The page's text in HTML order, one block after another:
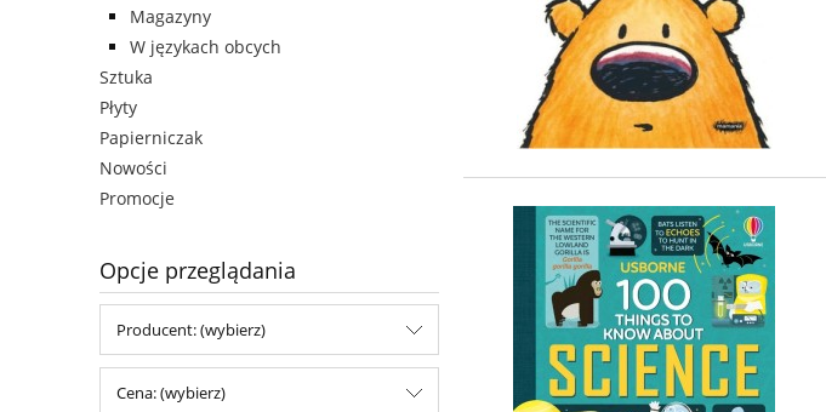
Magazyny
W językach obcych
Sztuka
Płyty
Papierniczak
Nowości
Promocje
Opcje przeglądania
Producent: (wybierz)
Cena: (wybierz)